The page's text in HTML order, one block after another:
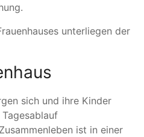
unterliegen der
sich und ihre Kinder
ist in einer